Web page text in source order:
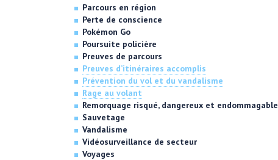
Parcours en région
Perte de conscience
Pokémon Go
Poursuite policière
Preuves de parcours
Preuves d’itinéraires accomplis
Prévention du vol et du vandalisme
Rage au volant
Remorquage risqué, dangereux et endommagable
Sauvetage
Vandalisme
Vidéosurveillance de secteur
Voyages